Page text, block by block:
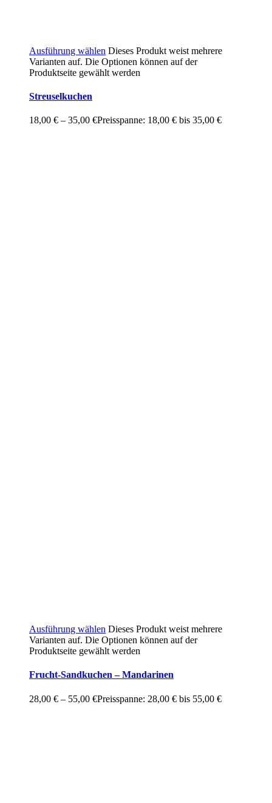
Ausführung wählen Dieses Produkt weist mehrere
Varianten auf. Die Optionen können auf der
Produktseite gewählt werden
Streuselkuchen
18,00 € – 35,00 €Preisspanne: 18,00 € bis 35,00 €
Ausführung wählen Dieses Produkt weist mehrere
Varianten auf. Die Optionen können auf der
Produktseite gewählt werden
Frucht-Sandkuchen – Mandarinen
28,00 € – 55,00 €Preisspanne: 28,00 € bis 55,00 €